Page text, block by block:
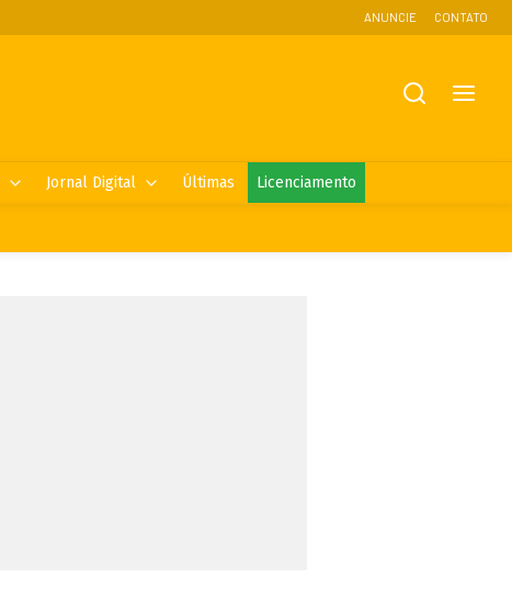
ANUNCIE CONTATO
Jornal Digital Últimas Licenciamento